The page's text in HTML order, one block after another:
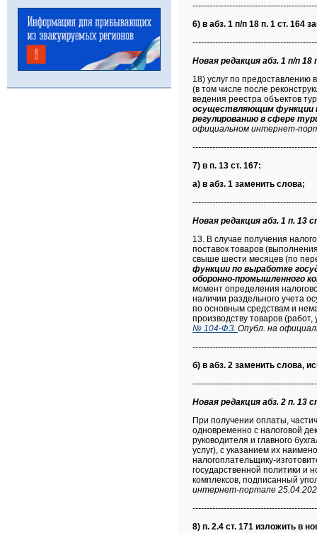
6) в абз. 1 п/п 18 п. 1 ст. 164
Новая редакция абз. 1 п/п
18) услуг по предоставлению
(в том числе после
ведения реестра объектов
осуществляющим функции
регулированию в сфере
официальном интернет-
7) в п. 13 ст. 167:
а) в абз. 1 заменить слова;
Новая редакция абз. 1 п. 13
13. В случае получения
поставок товаров
свыше шести месяцев (по
функции по выработке
оборонно-промышленного
момент определения
наличии раздельного учета
по основным средствам и
производству товаров (работ,
№ 104-ФЗ. Опубл. на
б) в абз. 2 заменить слова,
Новая редакция абз. 2 п. 13
При получении оплаты,
одновременно с налоговой
руководителя и главного
услуг), с указанием их
налогоплательщику-
государственной политики
комплексов, подписанный
интернет-портале
8) п. 2.4 ст. 171 изложить в